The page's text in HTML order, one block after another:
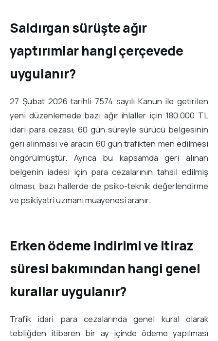
Saldırgan sürüşte ağır
yaptırımlar hangi çerçevede
uygulanır?
27 Şubat 2026 tarihli 7574 sayılı Kanun ile getirilen
yeni düzenlemede bazı ağır ihlaller için 180.000 TL
idari para cezası, 60 gün süreyle sürücü belgesinin
geri alınması ve aracın 60 gün trafikten men edilmesi
öngörülmüştür. Ayrıca bu kapsamda geri alınan
belgenin iadesi için para cezalarının tahsil edilmiş
olması, bazı hallerde de psiko-teknik değerlendirme
ve psikiyatri uzmanı muayenesi aranır.
Erken ödeme indirimi ve itiraz
süresi bakımından hangi genel
kurallar uygulanır?
Trafik idari para cezalarında genel kural olarak
tebliğden itibaren bir ay içinde ödeme yapılması